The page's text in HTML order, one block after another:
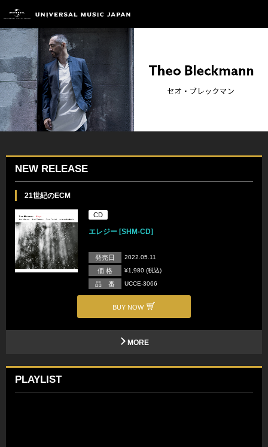
NEW RELEASE
21世紀のECM
CD
エレジー [SHM-CD]
発売日 2022.05.11
価 格 ¥1,980 (税込)
品 番 UCCE-3066
BUY NOW
MORE
PLAYLIST